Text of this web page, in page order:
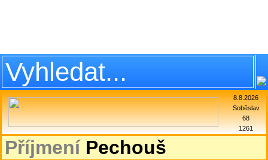
8.8.2026
Soběslav
68
1261
PříjmeníPechouš